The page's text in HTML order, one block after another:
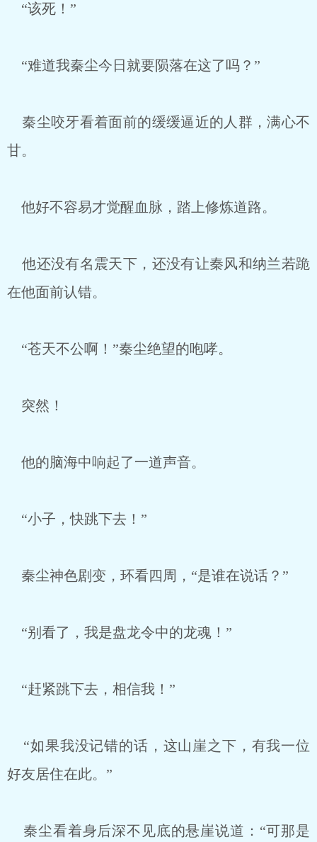
“该死！”
“难道我秦尘今日就要陨落在这了吗？”
秦尘咬牙看着面前的缓缓逼近的人群，满心不
甘。
他好不容易才觉醒血脉，踏上修炼道路。
他还没有名震天下，还没有让秦风和纳兰若跪
在他面前认错。
“苍天不公啊！”秦尘绝望的咆哮。
突然！
他的脑海中响起了一道声音。
“小子，快跳下去！”
秦尘神色剧变，环看四周，“是谁在说话？”
“别看了，我是盘龙令中的龙魂！”
“赶紧跳下去，相信我！”
“如果我没记错的话，这山崖之下，有我一位
好友居住在此。”
秦尘看着身后深不见底的悬崖说道：“可那是